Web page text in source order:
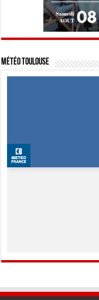
Météo Toulouse